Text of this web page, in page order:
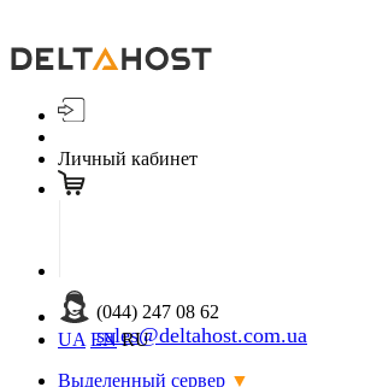
Личный кабинет
(044) 247 08 62
sales@deltahost.com.ua
UA EN RU
Выделенный сервер ▼